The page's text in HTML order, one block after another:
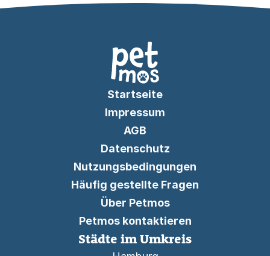
Startseite
Impressum
AGB
Datenschutz
Nutzungsbedingungen
Häufig gestellte Fragen
Über Petmos
Petmos kontaktieren
Städte im Umkreis